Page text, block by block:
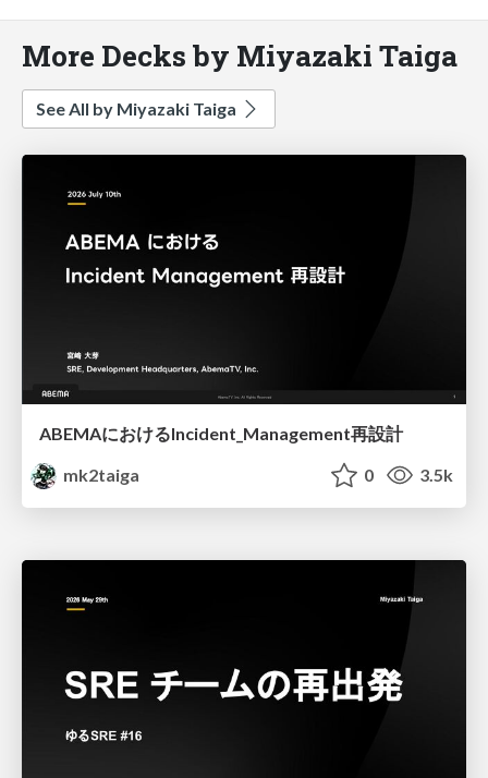
More Decks by Miyazaki Taiga
See All by Miyazaki Taiga
ABEMAにおけるIncident_Management再設計
mk2taiga
0 3.5k